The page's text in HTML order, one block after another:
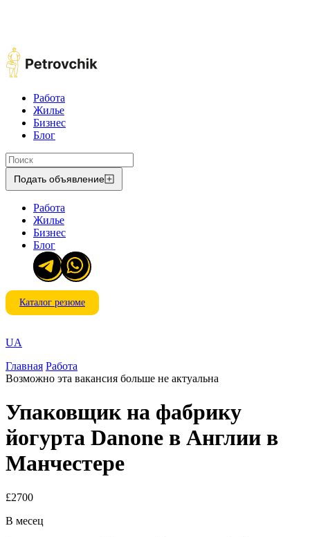
Работа
Жилье
Бизнес
Блог
Подать объявление
Работа
Жилье
Бизнес
Блог
Каталог резюме
UA
Главная Работа
Возможно эта вакансия больше не актуальна
Упаковщик на фабрику
йогурта Danone в Англии в
Манчестере
£2700
В месец